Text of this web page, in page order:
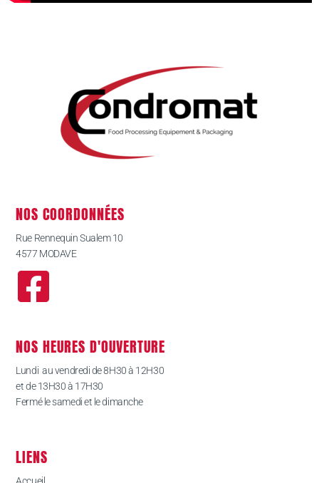
NOS COORDONNÉES
Rue Rennequin Sualem 10
4577 MODAVE
NOS HEURES D'OUVERTURE
Lundi au vendredi de 8H30 à 12H30
et de 13H30 à 17H30
Fermé le samedi et le dimanche
LIENS